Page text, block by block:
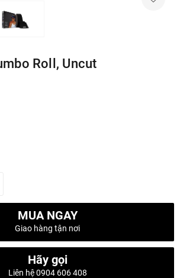
Roll, Uncut
MUA NGAY
Giao hàng tận nơi
Hãy gọi
Liên hệ 0904 606 408